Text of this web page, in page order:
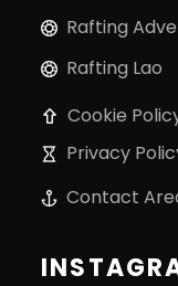
Rafting
Rafting Lao
Cookie
Privacy
Contact